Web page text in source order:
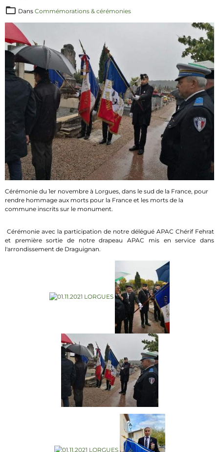
Dans Commémorations & cérémonies
Cérémonie du 1er novembre à Lorgues, dans le sud de la France, pour
rendre hommage aux morts pour la France et les morts de la
commune inscrits sur le monument.
Cérémonie avec la participation de notre délégué APAC Chérif Fehrat
et première sortie de notre drapeau APAC mis en service dans
l'arrondissement de Draguignan.